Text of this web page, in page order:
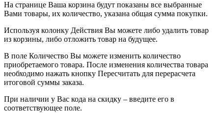
На странице Ваша корзина будут показаны все выбранные
Вами товары, их количество, указана общая сумма покупки.
Используя колонку Действия Вы можете либо удалить товар
из корзины, либо отложить товар на будущее.
В поле Количество Вы можете изменить количество
приобретаемого товара. После изменения количества товара
необходимо нажать кнопку Пересчитать для перерасчета
итоговой суммы заказа.
При наличии у Вас кода на скидку – введите его в
соответствующее поле.